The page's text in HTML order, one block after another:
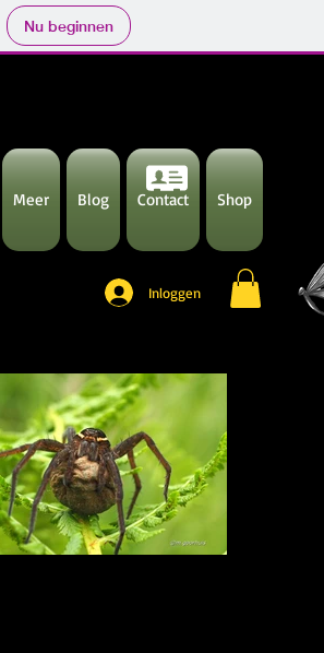
Nu beginnen
Meer Blog Contact Shop
Inloggen